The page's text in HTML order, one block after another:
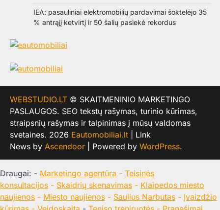
IEA: pasauliniai elektromobilių pardavimai šoktelėjo 35
% antrąjį ketvirtį ir 50 šalių pasiekė rekordus
WEBSTUDIO.LT © SKAITMENINIO MARKETINGO
PASLAUGOS. SEO tekstų rašymas, turinio kūrimas,
straipsnių rašymas ir talpinimas į mūsų valdomas
svetaines. 2026 Eautomobiliai.lt | Link
News by Ascendoor | Powered by WordPress.
Draugai: - Marketingo agentūra - Teisinės
konsultacijos - Skaidrių skenavimas - Klaipedos miesto
naujienos - Miesto naujienos - Saulius Narbutas - Įvaizdžio